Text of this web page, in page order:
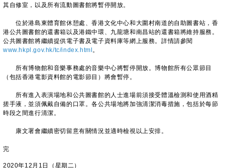
其自修室，以及所有流動圖書館將暫停開放。
位於港島東體育館休憩處、香港文化中心和大圍村南道的自助圖書站，香
港公共圖書館的還書箱以及港鐵中環、九龍塘和南昌站的還書箱將維持服務。
公共圖書館將繼續提供電子書及電子資料庫等網上服務。詳情請參閱
www.hkpl.gov.hk/tc/index.html 。
所有博物館和音樂事務處的音樂中心將暫停開放。博物館所有公眾節目
（包括香港電影資料館的電影節目）將會暫停。
所有進入表演場地和公共圖書館的人士進場前須接受體溫檢測和使用酒精
搓手液，並須佩戴自備的口罩。各公共場地將加強清潔消毒措施，包括於每節
時段之間進行清潔。
康文署會繼續密切留意有關情況並適時檢視以上安排。
完
2020年12月1日（星期二）